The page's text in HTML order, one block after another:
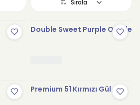
Sırala
Double Sweet Purple Orkide
Premium 51 Kırmızı Gül